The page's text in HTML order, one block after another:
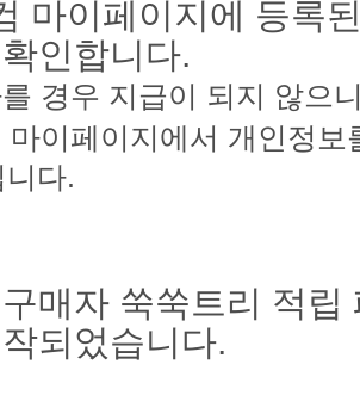
마이페이지에 등록
인합니다.
경우 지급이 되지 않으
이페이지에서 개인정보
다.
매자 쑥쑥트리 적립
되었습니다.